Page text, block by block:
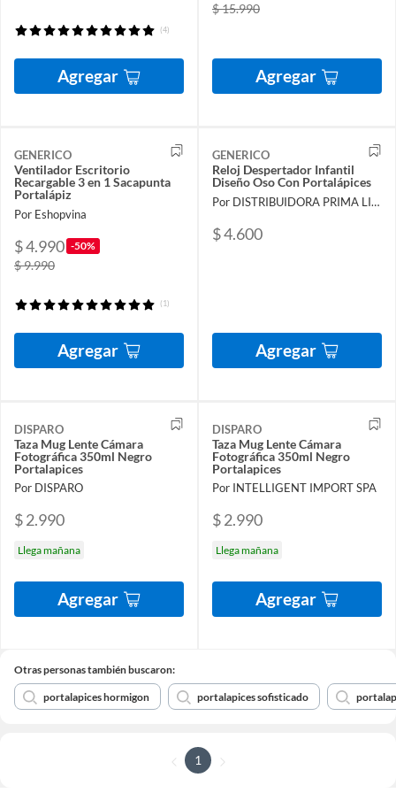
(4)
Agregar
$ 15.990
Agregar
GENERICO
Ventilador Escritorio
Recargable 3 en 1 Sacapunta
Portalápiz
Por Eshopvina
$ 4.990 -50%
$ 9.990
(1)
Agregar
GENERICO
Reloj Despertador Infantil
Diseño Oso Con Portalápices
Por DISTRIBUIDORA PRIMA LIMITADA
$ 4.600
Agregar
DISPARO
Taza Mug Lente Cámara
Fotográfica 350ml Negro
Portalapices
Por DISPARO
$ 2.990
Llega mañana
Agregar
DISPARO
Taza Mug Lente Cámara
Fotográfica 350ml Negro
Portalapices
Por INTELLIGENT IMPORT SPA
$ 2.990
Llega mañana
Agregar
Otras personas también buscaron:
portalapices hormigon portalapices sofisticado
1